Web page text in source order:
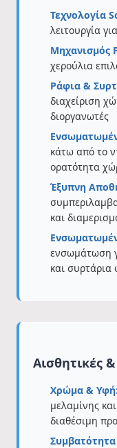
Τεχνολογία
λειτουργία
Μηχανισμός
χερούλια
Ράφια &
διαχείριση
διοργανωτές
κάτω από το
ορατότητα
Έξυπνη
και
ενσωμάτωση
και
Αισθητικές
Χρώμα & Υφή:
μελαμίνης
διαθέσιμη